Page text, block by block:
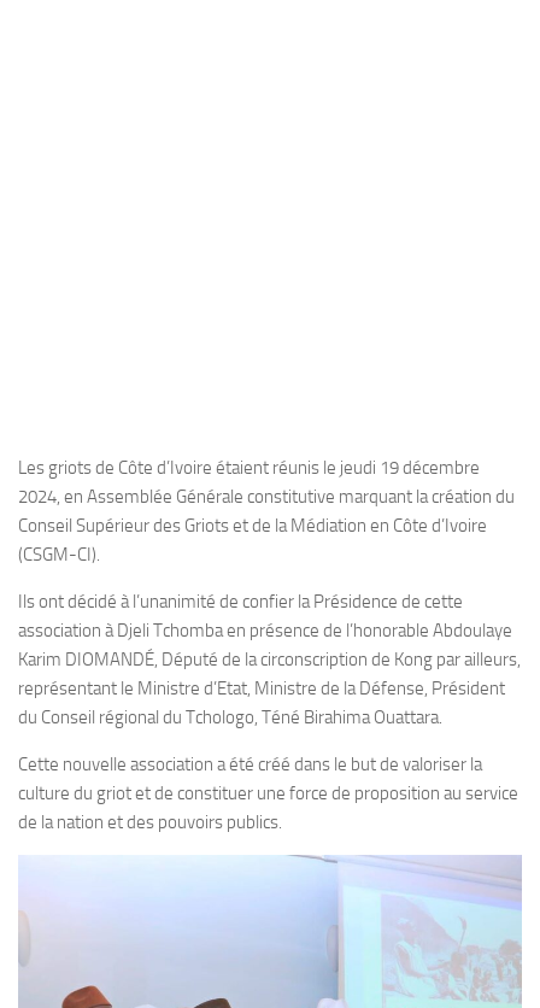
Les griots de Côte d’Ivoire étaient réunis le jeudi 19 décembre
2024, en Assemblée Générale constitutive marquant la création du
Conseil Supérieur des Griots et de la Médiation en Côte d’Ivoire
(CSGM-CI).
Ils ont décidé à l’unanimité de confier la Présidence de cette
association à Djeli Tchomba en présence de l’honorable Abdoulaye
Karim DIOMANDÉ, Député de la circonscription de Kong par ailleurs,
représentant le Ministre d’Etat, Ministre de la Défense, Président
du Conseil régional du Tchologo, Téné Birahima Ouattara.
Cette nouvelle association a été créé dans le but de valoriser la
culture du griot et de constituer une force de proposition au service
de la nation et des pouvoirs publics.